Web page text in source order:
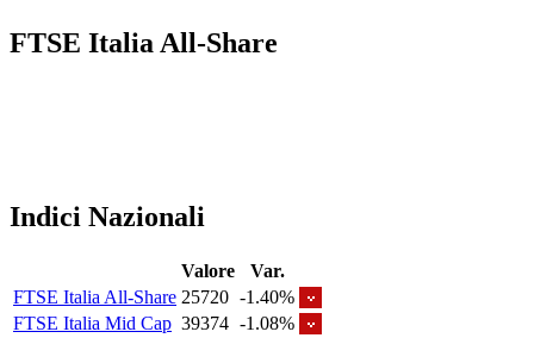
FTSE Italia All-Share
Indici Nazionali
Valore
Var.
FTSE Italia All-Share 25720 -1.40%
FTSE Italia Mid Cap 39374 -1.08%